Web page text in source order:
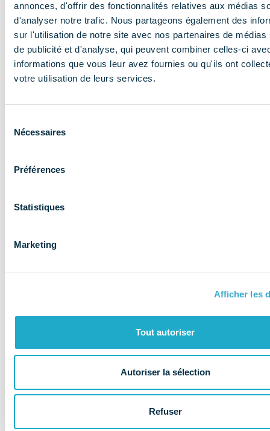
annonces, d'offrir des fonctionnalités relatives aux médias
d'analyser notre trafic. Nous partageons également des
sur l'utilisation de notre site avec nos partenaires de médias
de publicité et d'analyse, qui peuvent combiner celles-ci
informations que vous leur avez fournies ou qu'ils ont
votre utilisation de leurs services.
Nécessaires
Préférences
Statistiques
Marketing
Afficher les
Tout autoriser
Autoriser la sélection
Refuser
NOS MISSIONS
Le COMIDENT
apporte son
entreprises et
les accompagne
Au coeur de la
santé dentaire